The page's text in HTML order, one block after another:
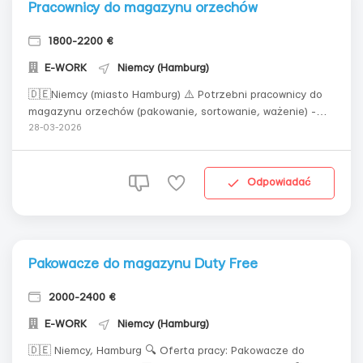
Pracownicy do magazynu orzechów
1800-2200 €
E-WORK Niemcy (Hamburg)
🇩🇪Niemcy (miasto Hamburg) ⚠️ Potrzebni pracownicy do
magazynu orzechów (pakowanie, sortowanie, ważenie) -
kobiety i mężczyźni, *z szybkim przyjazdem* 📄
wynagrodzenia głównie raz w miesiącu (możliwość i...
28-03-2026
Odpowiadać
Pakowacze do magazynu Duty Free
2000-2400 €
E-WORK Niemcy (Hamburg)
🇩🇪 Niemcy, Hamburg 🔍 Oferta pracy: Pakowacze do